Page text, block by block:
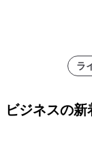
ラ
ビジネスの新